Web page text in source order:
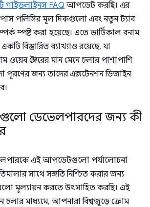
গাইডলাইনস FAQ আপডেট করছি। এর
পলিসির মূল দিকগুলো এবং নতুন ট্যাব
স্পষ্ট করা হয়েছে। এতে ভার্টিকাল বনাম
বিস্তারিত ব্যাখ্যাও রয়েছে, যা
ওয়েব স্টোরের মান মেনে চলার পাশাপাশি
পূরণের জন্য তাদের এক্সটেনশন ডিজাইন
ডেভেলপারদের জন্য কী
এই আপডেটগুলো পর্যালোচনা
সাথে সঙ্গতি নিশ্চিত করার জন্য
মূল্যায়ন করতে উৎসাহিত করছি। এই
চলার মাধ্যমে, আপনারা বিশ্বজুড়ে ক্রোম